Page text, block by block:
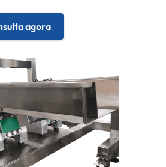
agora